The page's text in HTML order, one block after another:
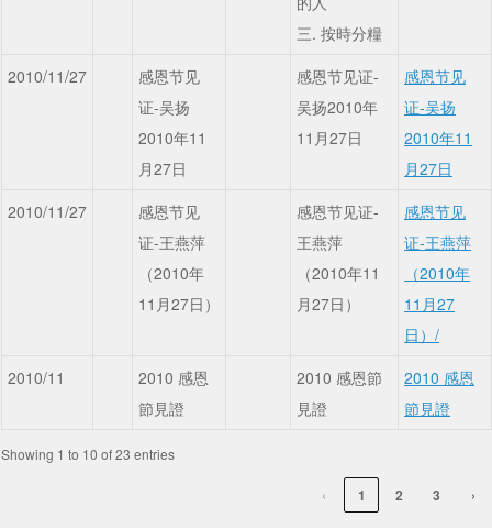
三. 按時分糧
2010/11/27
感恩节见
证-吴扬
2010年11
月27日
感恩节见证-
吴扬2010年
11月27日
感恩节见
证-吴扬
2010年11
月27日
2010/11/27
感恩节见
证-王燕萍
（2010年
11月27日）
感恩节见证-
王燕萍
（2010年11
月27日）
感恩节见
证-王燕萍
（2010年
11月27
日）/
2010/11
2010 感恩
節見證
2010 感恩節
見證
2010 感恩
節見證
Showing 1 to 10 of 23 entries
‹ 1 2 3 ›